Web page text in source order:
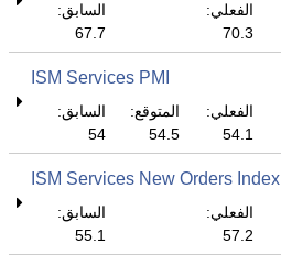
الفعلي:
70.3
السابق:
67.7
ISM Services PMI
الفعلي:
54.1
المتوقع:
54.5
السابق:
54
ISM Services New Orders Index
الفعلي:
57.2
السابق:
55.1